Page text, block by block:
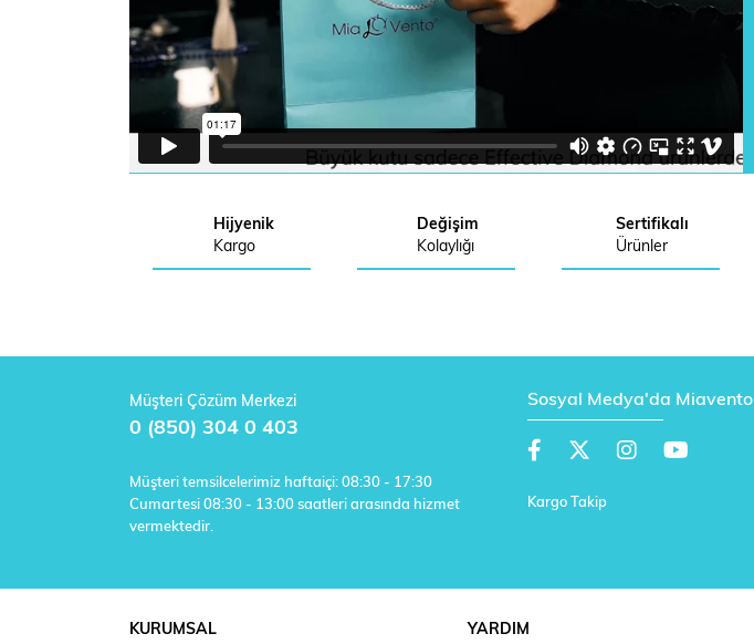
Hijyenik
Kargo
Değişim
Kolaylığı
Sertifikalı
Ürünler
Müşteri Çözüm Merkezi
0 (850) 304 0 403
Müşteri temsilcelerimiz haftaiçi: 08:30 - 17:30
Cumartesi 08:30 - 13:00 saatleri arasında hizmet
vermektedir.
Sosyal Medya'da Miavento
Kargo Takip
KURUMSAL YARDIM